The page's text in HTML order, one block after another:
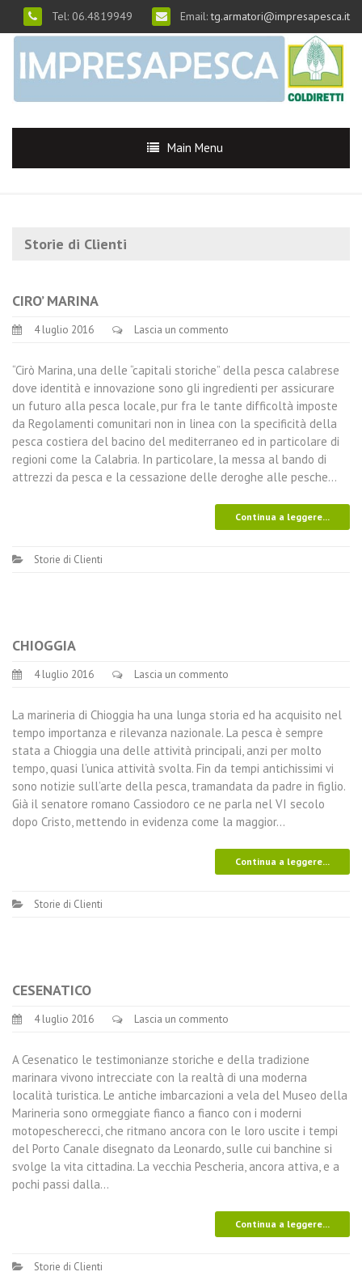
Tel: 06.4819949 Email:tg.armatori@impresapesca.it
Main Menu
Storie di Clienti
CIRO’ MARINA
4 luglio 2016 Lascia un commento
“Cirò Marina, una delle “capitali storiche” della pesca calabrese
dove identità e innovazione sono gli ingredienti per assicurare
un futuro alla pesca locale, pur fra le tante difficoltà imposte
da Regolamenti comunitari non in linea con la specificità della
pesca costiera del bacino del mediterraneo ed in particolare di
regioni come la Calabria. In particolare, la messa al bando di
attrezzi da pesca e la cessazione delle deroghe alle pesche…
Continua a leggere...
Storie di Clienti
CHIOGGIA
4 luglio 2016 Lascia un commento
La marineria di Chioggia ha una lunga storia ed ha acquisito nel
tempo importanza e rilevanza nazionale. La pesca è sempre
stata a Chioggia una delle attività principali, anzi per molto
tempo, quasi l’unica attività svolta. Fin da tempi antichissimi vi
sono notizie sull’arte della pesca, tramandata da padre in figlio.
Già il senatore romano Cassiodoro ce ne parla nel VI secolo
dopo Cristo, mettendo in evidenza come la maggior…
Continua a leggere...
Storie di Clienti
CESENATICO
4 luglio 2016 Lascia un commento
A Cesenatico le testimonianze storiche e della tradizione
marinara vivono intrecciate con la realtà di una moderna
località turistica. Le antiche imbarcazioni a vela del Museo della
Marineria sono ormeggiate fianco a fianco con i moderni
motopescherecci, che ritmano ancora con le loro uscite i tempi
del Porto Canale disegnato da Leonardo, sulle cui banchine si
svolge la vita cittadina. La vecchia Pescheria, ancora attiva, e a
pochi passi dalla…
Continua a leggere...
Storie di Clienti